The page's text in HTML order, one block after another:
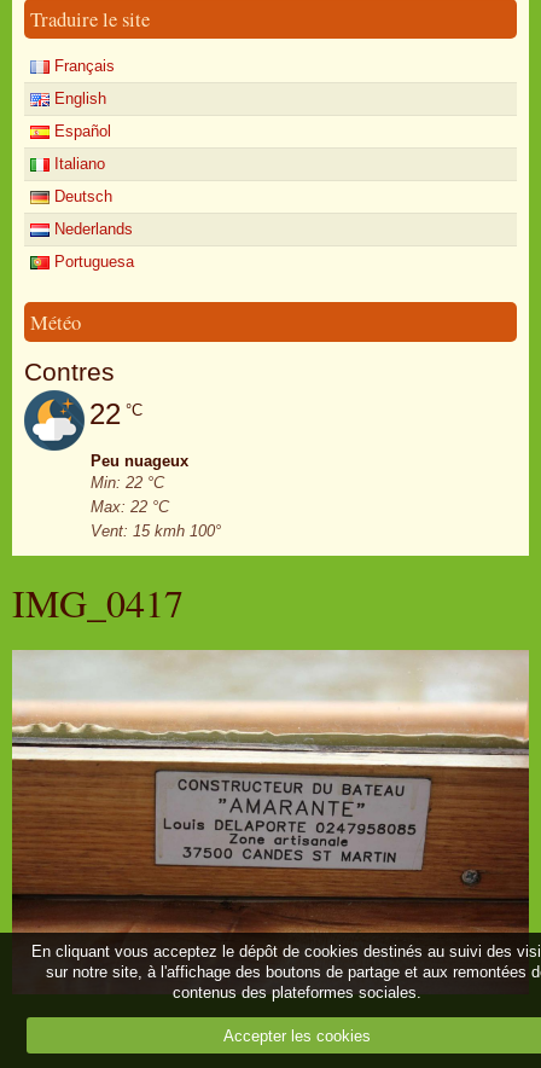
Traduire le site
Français
English
Español
Italiano
Deutsch
Nederlands
Portuguesa
Météo
Contres
22 °C
Peu nuageux
Min: 22 °C
Max: 22 °C
Vent: 15 kmh 100°
IMG_0417
Retour
En cliquant vous acceptez le dépôt de cookies destinés au suivi des
sur notre site, à l'affichage des boutons de partage et aux remontées
contenus des plateformes sociales.
Accepter les cookies